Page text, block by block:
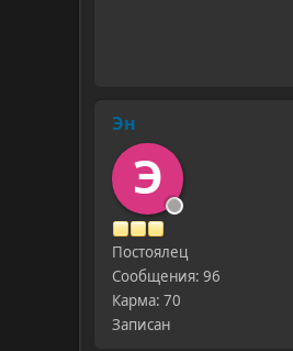
Эн
Э
Постоялец
Сообщения: 96
Карма: 70
Записан